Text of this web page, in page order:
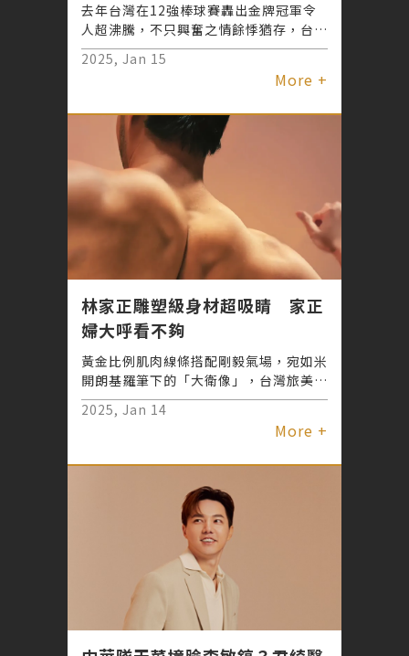
去年台灣在12強棒球賽轟出金牌冠軍令
人超沸騰，不只興奮之情餘悸猶存，台灣
隊棒球選手也各個一砲而紅，其中超型男
鐵捕林家正與666投手郭俊麟更是話題焦
點，一舉一動都受關注！行程滿檔的他們
心的賽後保養，修養身體狀態及肌膚保養
更快速、超有感，他們還親自與粉絲分享
大入坑的關鍵，看到私下可愛真誠的模樣
又更圈粉！
2025, Jan 15
More +
林家正雕塑級身材超吸睛 家正
婦大呼看不夠
黃金比例肌肉線條搭配剛毅氣場，宛如米
開朗基羅筆下的「大衛像」，台灣旅美棒
球好手林家正近期拍攝一支醫美廣告，在
世界棒球12強奪冠之後再掀網路討論熱
潮。粉絲狂讚：「這不只是行走的藝術
2025, Jan 14
More +